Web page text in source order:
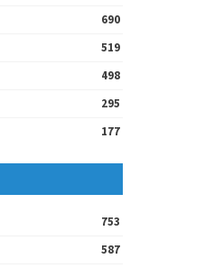
690
519
498
295
177
753
587